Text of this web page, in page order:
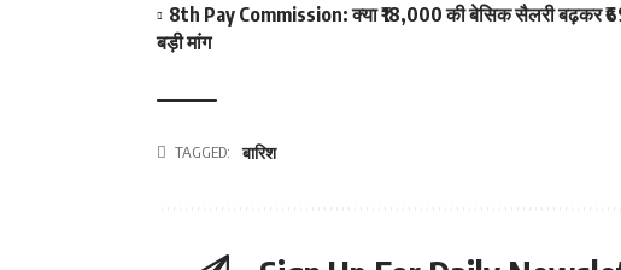
8th Pay Commission: क्या ₹18,000 की बेसिक सैलरी बढ़कर
बड़ी मांग
TAGGED: बारिश